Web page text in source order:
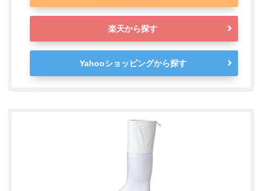
楽天から探す
Yahooショッピングから探す